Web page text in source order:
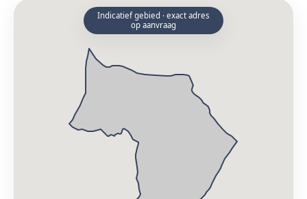
Indicatief gebied · exact adres
op aanvraag